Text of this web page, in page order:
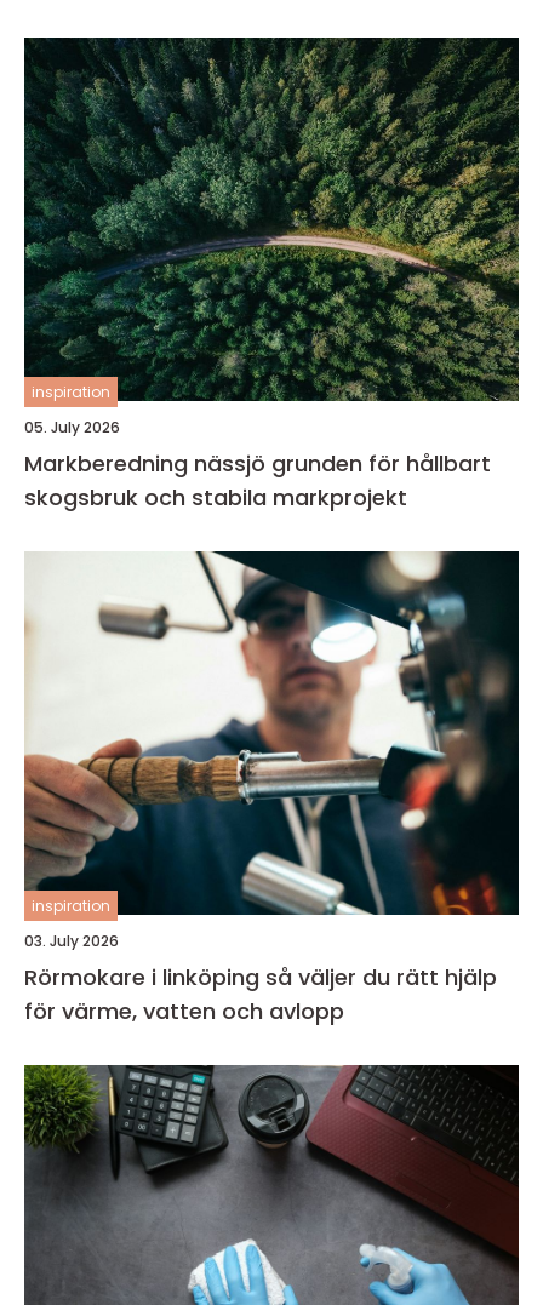
inspiration
05. July 2026
Markberedning nässjö grunden för hållbart
skogsbruk och stabila markprojekt
inspiration
03. July 2026
Rörmokare i linköping så väljer du rätt hjälp
för värme, vatten och avlopp